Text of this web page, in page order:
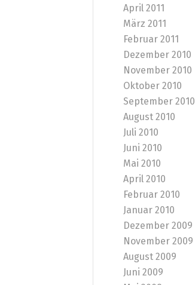
April 2011
März 2011
Februar 2011
Dezember 2010
November 2010
Oktober 2010
September 2010
August 2010
Juli 2010
Juni 2010
Mai 2010
April 2010
Februar 2010
Januar 2010
Dezember 2009
November 2009
August 2009
Juni 2009